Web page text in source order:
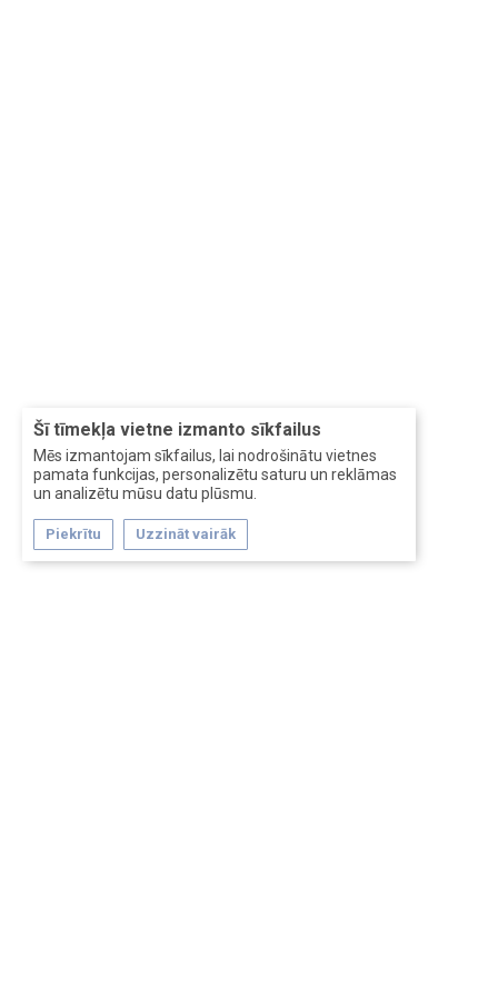
Šī tīmekļa vietne izmanto sīkfailus
Mēs izmantojam sīkfailus, lai nodrošinātu vietnes
pamata funkcijas, personalizētu saturu un reklāmas
un analizētu mūsu datu plūsmu.
Piekrītu Uzzināt vairāk